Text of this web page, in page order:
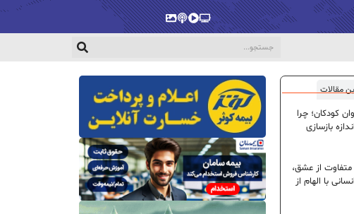
پخش‌زندهویدیو
پادکستگالری
مقالات
کودکان؛ چرا
بازسازی
از عشق،
با الهام از